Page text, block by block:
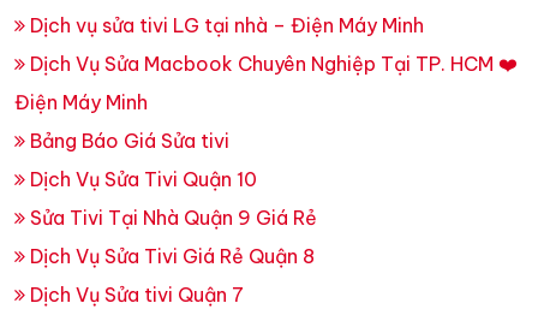
Dịch vụ sửa tivi LG tại nhà – Điện Máy Minh
Dịch Vụ Sửa Macbook Chuyên Nghiệp Tại TP. HCM ❤️
Điện Máy Minh
Bảng Báo Giá Sửa tivi
Dịch Vụ Sửa Tivi Quận 10
Sửa Tivi Tại Nhà Quận 9 Giá Rẻ
Dịch Vụ Sửa Tivi Giá Rẻ Quận 8
Dịch Vụ Sửa tivi Quận 7